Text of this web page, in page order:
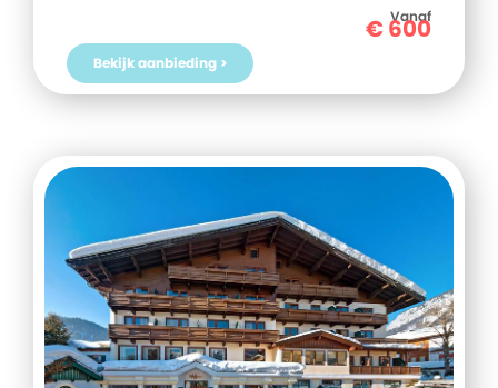
een splashpool voor de nodige uren waterpret en een
miniclub waar van alles voor hen georganiseerd wordt. De
wat oudere kinderen kunnen hun energie kwijt bij de
kidsclub. Tenslotte wordt er iedere dag gezorgd voor allerlei
lekkers in het restaurant. Fijne vakantie!
Vanaf
€600
Bekijk aanbieding >